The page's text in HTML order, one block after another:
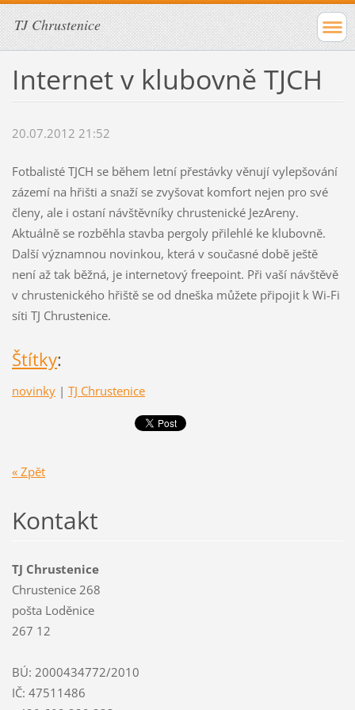
TJ Chrustenice
Internet v klubovně TJCH
20.07.2012 21:52
Fotbalisté TJCH se během letní přestávky věnují vylepšování
zázemí na hřišti a snaží se zvyšovat komfort nejen pro své
členy, ale i ostaní návštěvníky chrustenické JezAreny.
Aktuálně se rozběhla stavba pergoly přilehlé ke klubovně.
Další významnou novinkou, která v současné době ještě
není až tak běžná, je internetový freepoint. Při vaší návštěvě
v chrustenického hřiště se od dneška můžete připojit k Wi-Fi
síti TJ Chrustenice.
Štítky:
novinky | TJ Chrustenice
« Zpět
Kontakt
TJ Chrustenice
Chrustenice 268
pošta Loděnice
267 12
BÚ: 2000434772/2010
IČ: 47511486